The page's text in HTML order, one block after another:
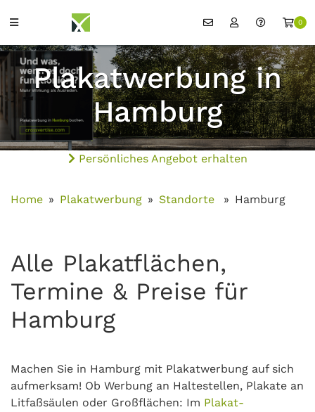
0
Plakatwerbung in
Hamburg
Persönliches Angebot erhalten
Home Plakatwerbung Standorte Hamburg
Alle Plakatflächen,
Termine & Preise für
Hamburg
Machen Sie in Hamburg mit Plakatwerbung auf sich
aufmerksam! Ob Werbung an Haltestellen, Plakate an
Litfaßsäulen oder Großflächen: Im Plakat-